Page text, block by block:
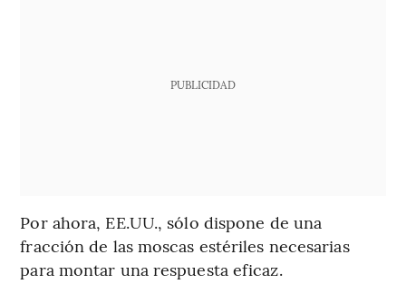
PUBLICIDAD
Por ahora, EE.UU., sólo dispone de una
fracción de las moscas estériles necesarias
para montar una respuesta eficaz.